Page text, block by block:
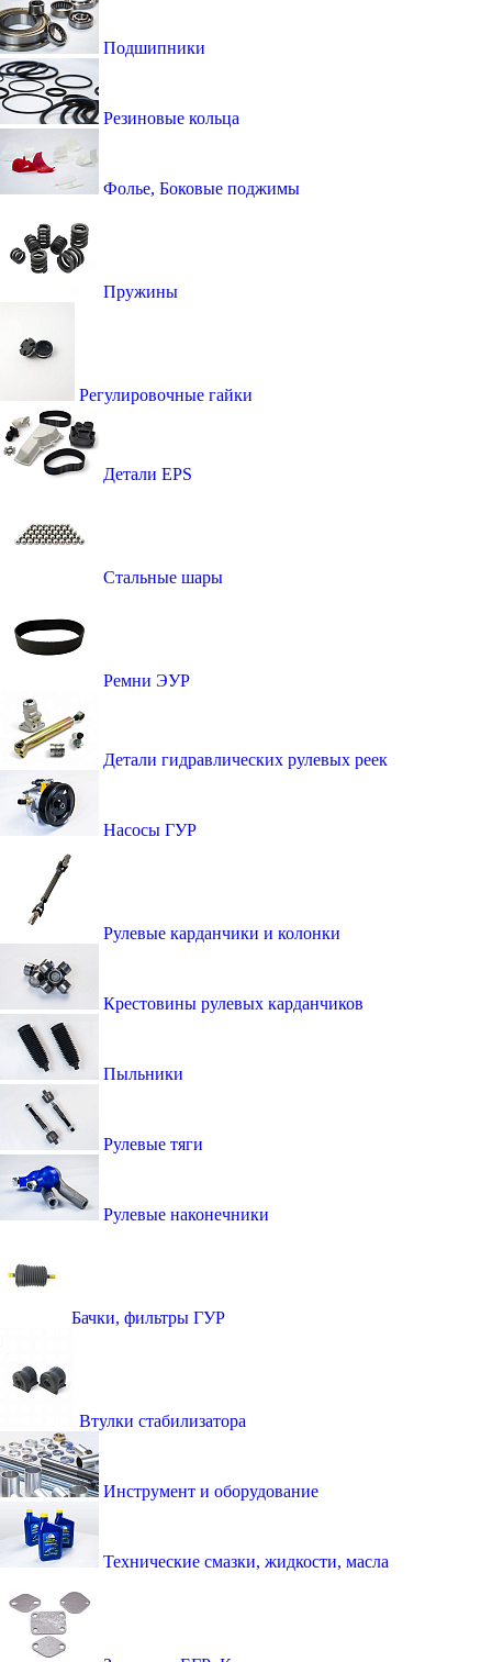
Подшипники
Резиновые кольца
Фолье, Боковые поджимы
Пружины
Регулировочные гайки
Детали EPS
Стальные шары
Ремни ЭУР
Детали гидравлических рулевых реек
Насосы ГУР
Рулевые карданчики и колонки
Крестовины рулевых карданчиков
Пыльники
Рулевые тяги
Рулевые наконечники
Бачки, фильтры ГУР
Втулки стабилизатора
Инструмент и оборудование
Технические смазки, жидкости, масла